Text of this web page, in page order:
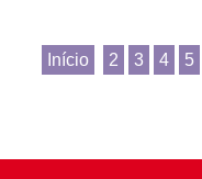
Início 2 3 4 5